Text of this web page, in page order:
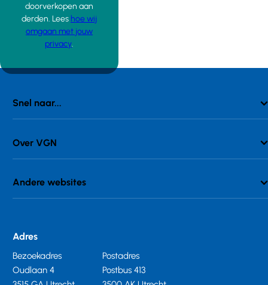
doorverkopen aan
derden. Lees hoe wij
omgaan met jouw
privacy.
Snel naar...
Over VGN
Andere websites
Adres
Bezoekadres
Oudlaan 4
Postadres
Postbus 413